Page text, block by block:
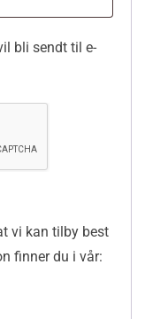
bli sendt til e-
vi kan tilby best
finner du i vår: